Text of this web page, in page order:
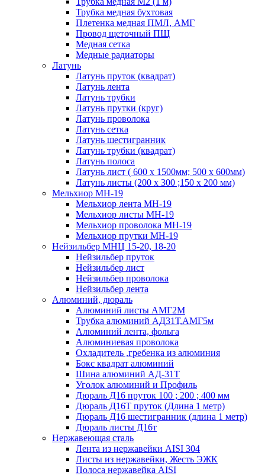
Трубка медная бухтовая
Плетенка медная ПМЛ, АМГ
Провод щеточный ПЩ
Медная сетка
Медные радиаторы
Латунь
Латунь пруток (квадрат)
Латунь лента
Латунь трубки
Латунь прутки (круг)
Латунь проволока
Латунь сетка
Латунь шестигранник
Латунь трубки (квадрат)
Латунь полоса
Латунь лист ( 600 х 1500мм; 500 х 600мм)
Латунь листы (200 х 300 ;150 х 200 мм)
Мельхиор МН-19
Мельхиор лента МН-19
Мельхиор листы МН-19
Мельхиор проволока МН-19
Мельхиор прутки МН-19
Нейзильбер МНЦ 15-20, 18-20
Нейзильбер пруток
Нейзильбер лист
Нейзильбер проволока
Нейзильбер лента
Алюминий, дюраль
Алюминий листы АМГ2М
Трубка алюминий АД31Т,АМГ5м
Алюминий лента, фольга
Алюминиевая проволока
Охладитель ,гребенка из алюминия
Бокс квадрат алюминий
Шина алюминий АД-31Т
Уголок алюминий и Профиль
Дюраль Д16 пруток 100 ; 200 ; 400 мм
Дюраль Д16Т пруток (Длина 1 метр)
Дюраль Д16 шестигранник (длина 1 метр)
Дюраль листы Д16т
Нержавеющая сталь
Лента из нержавейки AISI 304
Листы из нержавейки, Жесть ЭЖК
Полоса нержавейка АISI